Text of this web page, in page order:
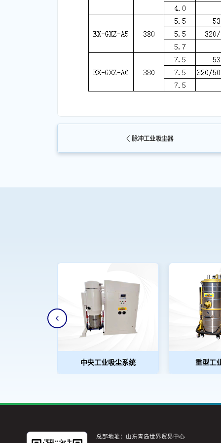
脉冲工业吸尘器
中央工业吸尘系统 重型工
总部地址：山东青岛世界贸易中心